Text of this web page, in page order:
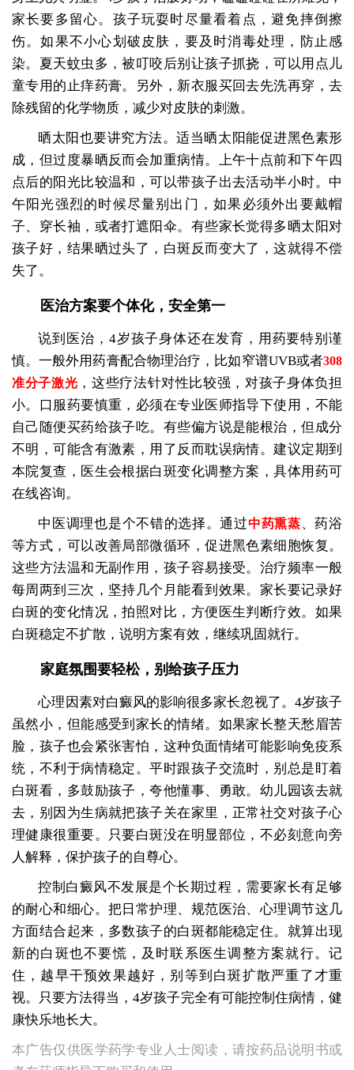
家长要多留心。孩子玩耍时尽量看着点，避免摔倒擦
伤。如果不小心划破皮肤，要及时消毒处理，防止感
染。夏天蚊虫多，被叮咬后别让孩子抓挠，可以用点儿
童专用的止痒药膏。另外，新衣服买回去先洗再穿，去
除残留的化学物质，减少对皮肤的刺激。
晒太阳也要讲究方法。适当晒太阳能促进黑色素形
成，但过度暴晒反而会加重病情。上午十点前和下午四
点后的阳光比较温和，可以带孩子出去活动半小时。中
午阳光强烈的时候尽量别出门，如果必须外出要戴帽
子、穿长袖，或者打遮阳伞。有些家长觉得多晒太阳对
孩子好，结果晒过头了，白斑反而变大了，这就得不偿
失了。
医治方案要个体化，安全第一
说到医治，4岁孩子身体还在发育，用药要特别谨
慎。一般外用药膏配合物理治疗，比如窄谱UVB或者308
准分子激光 ，这些疗法针对性比较强，对孩子身体负担
小。口服药要慎重，必须在专业医师指导下使用，不能
自己随便买药给孩子吃。有些偏方说是能根治，但成分
不明，可能含有激素，用了反而耽误病情。建议定期到
本院复查，医生会根据白斑变化调整方案，具体用药可
在线咨询。
中医调理也是个不错的选择。通过中药熏蒸、药浴
等方式，可以改善局部微循环，促进黑色素细胞恢复。
这些方法温和无副作用，孩子容易接受。治疗频率一般
每周两到三次，坚持几个月能看到效果。家长要记录好
白斑的变化情况，拍照对比，方便医生判断疗效。如果
白斑稳定不扩散，说明方案有效，继续巩固就行。
家庭氛围要轻松，别给孩子压力
心理因素对白癜风的影响很多家长忽视了。4岁孩子
虽然小，但能感受到家长的情绪。如果家长整天愁眉苦
脸，孩子也会紧张害怕，这种负面情绪可能影响免疫系
统，不利于病情稳定。平时跟孩子交流时，别总是盯着
白斑看，多鼓励孩子，夸他懂事、勇敢。幼儿园该去就
去，别因为生病就把孩子关在家里，正常社交对孩子心
理健康很重要。只要白斑没在明显部位，不必刻意向旁
人解释，保护孩子的自尊心。
控制白癜风不发展是个长期过程，需要家长有足够
的耐心和细心。把日常护理、规范医治、心理调节这几
方面结合起来，多数孩子的白斑都能稳定住。就算出现
新的白斑也不要慌，及时联系医生调整方案就行。记
住，越早干预效果越好，别等到白斑扩散严重了才重
视。只要方法得当，4岁孩子完全有可能控制住病情，健
康快乐地长大。
本广告仅供医学药学专业人士阅读，请按药品说明书或